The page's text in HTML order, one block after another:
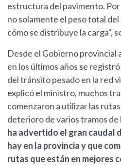
estructura del pavimento.
no solamente el peso total
cómo se distribuye la carga",
Desde el Gobierno provincial
en los últimos años se
del tránsito pesado en la red
explicó el ministro, muchos
comenzaron a utilizar las
deterioro de varios tramos de
ha advertido el gran caudal
hay en la provincia y que
rutas que están en mejores